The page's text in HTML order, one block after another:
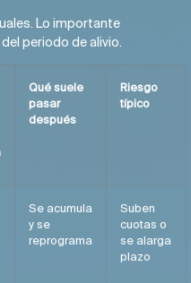
Lo importante
del periodo de alivio.
Qué suele
pasar
después
Riesgo
típico
Se acumula
y se
reprograma
Suben
cuotas o
se alarga
plazo